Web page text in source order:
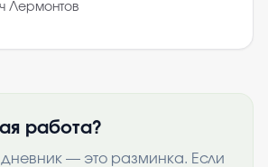
Лермонтов
работа?
дневник — это разминка. Если